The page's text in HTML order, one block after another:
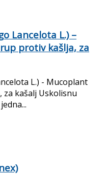
Lancelota L.) –
protiv kašlja, za
L.) - Mucoplant
kašalj Uskolisnu